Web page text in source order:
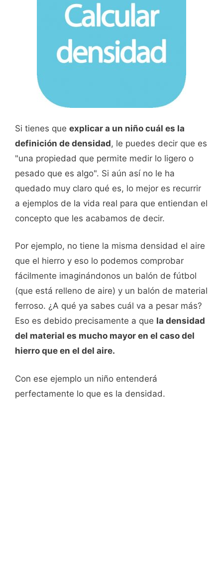
Si tienes que explicar a un niño cuál es la
definición de densidad, le puedes decir que es
"una propiedad que permite medir lo ligero o
pesado que es algo". Si aún así no le ha
quedado muy claro qué es, lo mejor es recurrir
a ejemplos de la vida real para que entiendan el
concepto que les acabamos de decir.
Por ejemplo, no tiene la misma densidad el aire
que el hierro y eso lo podemos comprobar
fácilmente imaginándonos un balón de fútbol
(que está relleno de aire) y un balón de material
ferroso. ¿A qué ya sabes cuál va a pesar más?
Eso es debido precisamente a que la densidad
del material es mucho mayor en el caso del
hierro que en el del aire.
Con ese ejemplo un niño entenderá
perfectamente lo que es la densidad.